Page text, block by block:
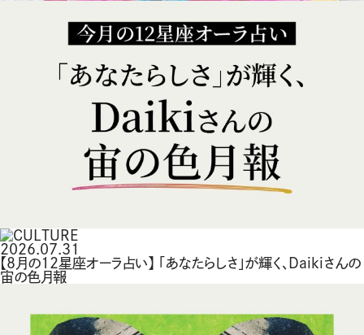
2026.07.31
【8月の12星座オーラ占い】 「あなたらしさ」が輝く、Daikiさんの
宙の色月報